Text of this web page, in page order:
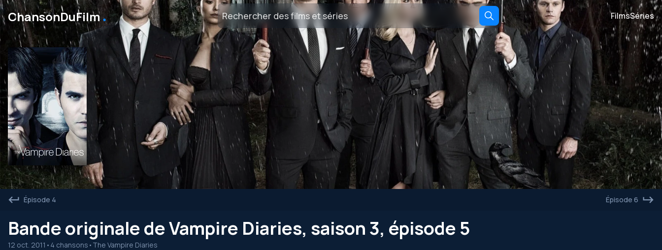
ChansonDuFilm․ FilmsSéries
Épisode 4 Épisode 6
Bande originale de Vampire Diaries, saison 3, épisode 5
12 oct. 2011 • 4 chansons • The Vampire Diaries